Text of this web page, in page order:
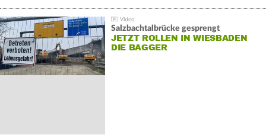
Salzbachtalbrücke gesprengt
JETZT ROLLEN IN WIESBADEN
DIE BAGGER